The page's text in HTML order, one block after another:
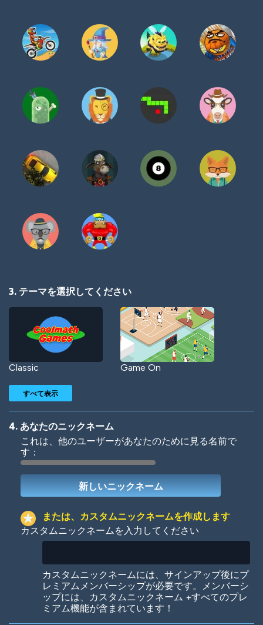
3. テーマを選択してください
Classic Game On
Woof
Colorful
すべて表示
4. あなたのニックネーム
これは、他のユーザーがあなたのために見る名前で
す：
または、カスタムニックネームを作成します
カスタムニックネームを入力してください
カスタムニックネームには、サインアップ後にプ
レミアムメンバーシップが必要です。メンバーシ
ップには、カスタムニックネーム +すべてのプレ
ミアム機能が含まれています！